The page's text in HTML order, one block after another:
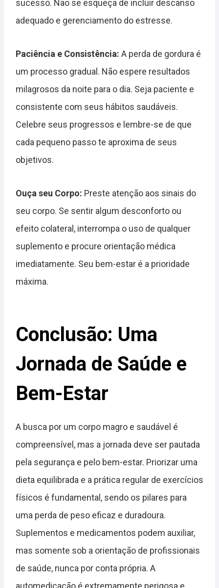
sucesso. Não se esqueça de incluir descanso
adequado e gerenciamento do estresse.
Paciência e Consistência: A perda de gordura é
um processo gradual. Não espere resultados
milagrosos da noite para o dia. Seja paciente e
consistente com seus hábitos saudáveis.
Celebre seus progressos e lembre-se de que
cada pequeno passo te aproxima de seus
objetivos.
Ouça seu Corpo: Preste atenção aos sinais do
seu corpo. Se sentir algum desconforto ou
efeito colateral, interrompa o uso de qualquer
suplemento e procure orientação médica
imediatamente. Seu bem-estar é a prioridade
máxima.
Conclusão: Uma
Jornada de Saúde e
Bem-Estar
A busca por um corpo magro e saudável é
compreensível, mas a jornada deve ser pautada
pela segurança e pelo bem-estar. Priorizar uma
dieta equilibrada e a prática regular de exercícios
físicos é fundamental, sendo os pilares para
uma perda de peso eficaz e duradoura.
Suplementos e medicamentos podem auxiliar,
mas somente sob a orientação de profissionais
de saúde, nunca por conta própria. A
automedicação é extremamente perigosa e